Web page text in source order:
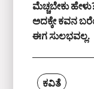
ಮೆಚ್ಚಬೇಕು
ಅದಕ್ಕೇ ಕವನ
ಈಗ ಸುಲಭವಲ್ಲ.
ಕವಿತೆ